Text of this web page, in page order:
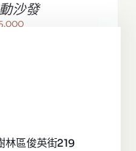
沙發
林區俊英街219